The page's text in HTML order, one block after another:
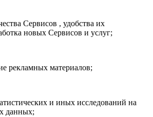
Сервисов , удобства их
новых Сервисов и услуг;
рекламных материалов;
и иных исследований на
данных;